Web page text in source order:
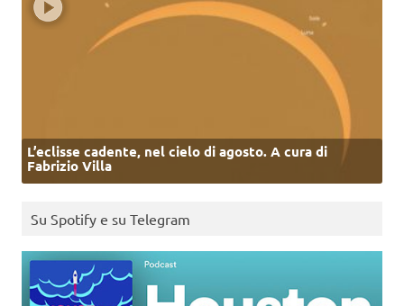
L’eclisse cadente, nel cielo di agosto. A cura di
Fabrizio Villa
Su Spotify e su Telegram